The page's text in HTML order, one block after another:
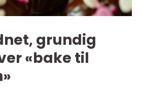
grundig
«bake til